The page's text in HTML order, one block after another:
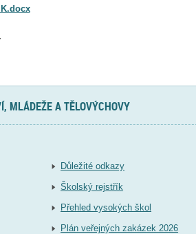
MLÁDEŽE A TĚLOVÝCHOVY
Důležité odkazy
Školský rejstřík
Přehled vysokých škol
Plán veřejných zakázek 2026